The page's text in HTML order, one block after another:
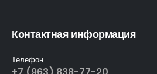
Контактная информация
Телефон